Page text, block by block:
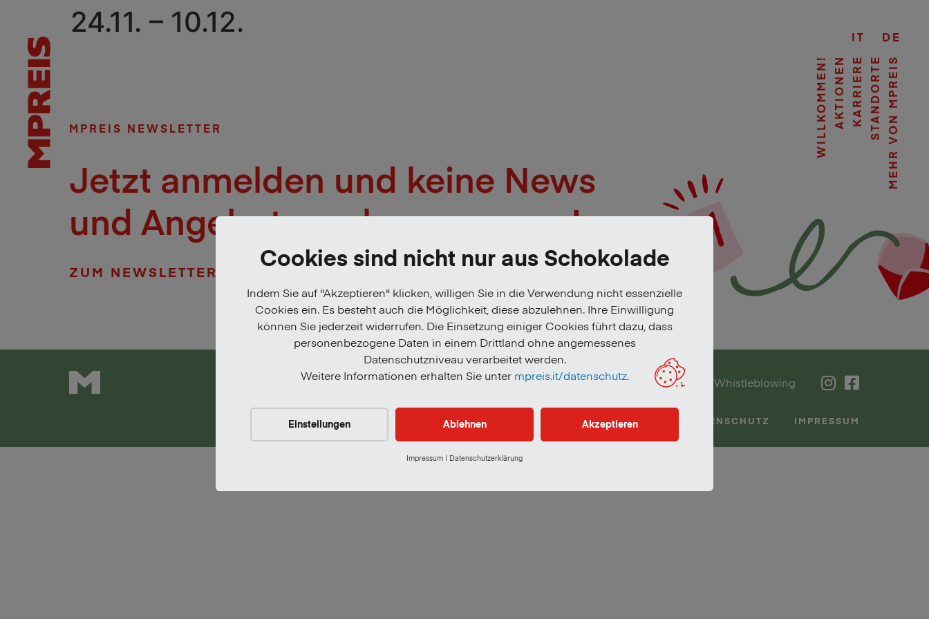
IT DE
WILLKOMMEN!AKTIONENKARRIERESTANDORTEMEHR VON MPREIS
24.11. – 10.12.
MPREIS NEWSLETTER
Jetzt anmelden und keine News
und Angebote mehr verpassen!
ZUM NEWSLETTER
Newsletter Verhaltenskodex Umweltkennzeichnung von Verpackungen Whistleblowing
DATENSCHUTZ IMPRESSUM
Cookies sind nicht nur aus Schokolade
Indem Sie auf "Akzeptieren" klicken, willigen Sie in die Verwendung nicht essenzielle
Cookies ein. Es besteht auch die Möglichkeit, diese abzulehnen. Ihre Einwilligung
können Sie jederzeit widerrufen. Die Einsetzung einiger Cookies führt dazu, dass
personenbezogene Daten in einem Drittland ohne angemessenes
Datenschutzniveau verarbeitet werden.
Weitere Informationen erhalten Sie unter mpreis.it/datenschutz.
Akzeptieren
Ablehnen
Einstellungen
Impressum Datenschutzerklärung